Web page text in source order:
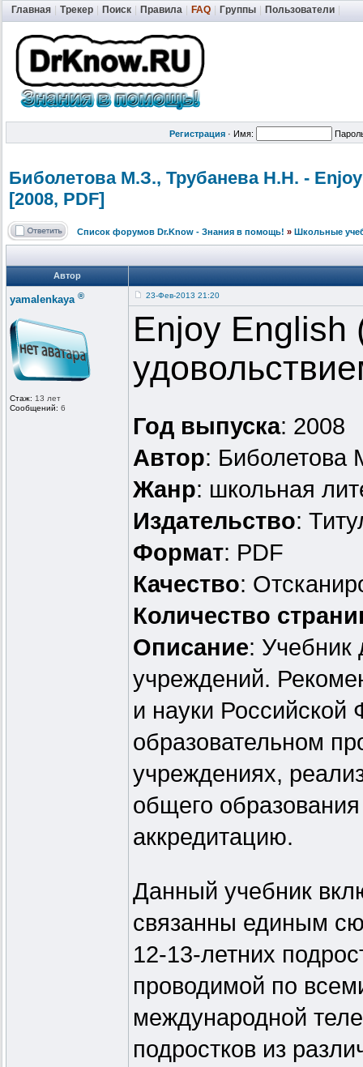
Главная Трекер Поиск Правила FAQ Группы Пользователи
Регистрация · Имя:
Биболетова М.З., Трубанева Н.Н. -
[2008, PDF]
Список форумов Dr.Know - Знания в помощь! » Школьные
Автор
yamalenkaya ®
Стаж: 13 лет
Сообщений: 6
23-Фев-2013 21:20
Enjoy English
Год выпуска: 2008
Автор: Биболетова
Жанр: школьная
Издательство:
Формат: PDF
Качество:
Количество
Описание: Учебник
учреждений.
и науки Российской
образовательном
учреждениях,
общего
аккредитацию.
Данный учебник
связанны единым
12-13-летних
проводимой по
международной
подростков из